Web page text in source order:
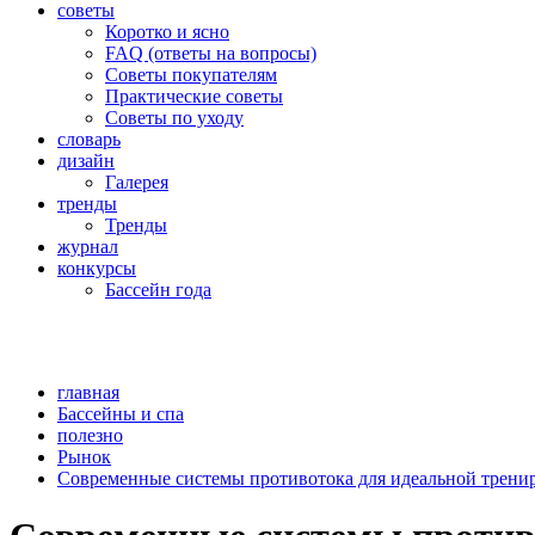
советы
Коротко и ясно
FAQ (ответы на вопросы)
Советы покупателям
Практические советы
Советы по уходу
словарь
дизайн
Галерея
тренды
Тренды
журнал
конкурсы
Бассейн года
главная
Бассейны и спа
полезно
Рынок
Современные системы противотока для идеальной